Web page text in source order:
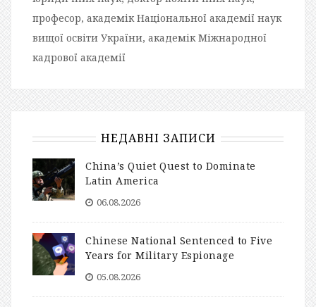
професор, академік Національної академії наук
вищої освіти України, академік Міжнародної
кадрової академії
НЕДАВНІ ЗАПИСИ
China’s Quiet Quest to Dominate
Latin America
06.08.2026
Chinese National Sentenced to Five
Years for Military Espionage
05.08.2026